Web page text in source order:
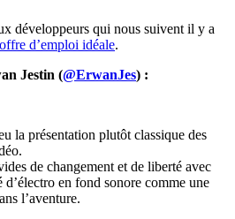
développeurs qui nous suivent il y a
d’emploi idéale.
Jestin (@ErwanJes) :
la présentation plutôt classique des
de changement et de liberté avec
en fond sonore comme une
l’aventure.